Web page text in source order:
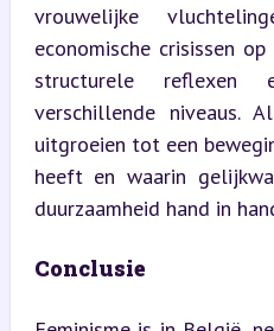
vrouwelijke
economische crisissen
structurele reflexen
verschillende niveaus.
uitgroeien tot een
heeft en waarin
duurzaamheid hand in
Conclusie